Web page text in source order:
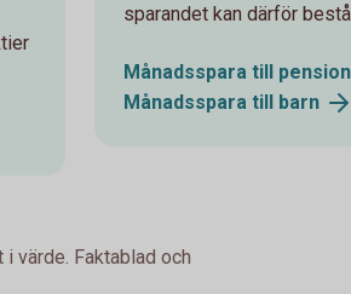
sparandet kan därför
Månadsspara till pension
Månadsspara till barn
värde. Faktablad och